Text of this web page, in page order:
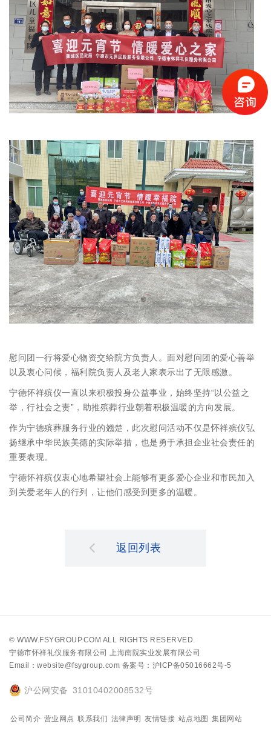
慰问团一行将爱心物资交给院方负责人。面对慰问团的爱心善举
以及衷心问候，福利院负责人及老人家表示出了无限感激。
宁德怀祥殡仪一直以来积极投身公益事业，始终坚持“以公益之
举，行社会之责”，助推殡葬行业朝着积极温暖的方向发展。
作为宁德殡葬服务行业的翘楚，此次慰问活动不仅是怀祥殡仪弘
扬继承中华民族美德的实际举措，也是勇于承担企业社会责任的
重要表现。
宁德怀祥殡仪衷心地希望社会上能够有更多爱心企业和市民加入
到关爱老年人的行列，让他们感受到更多的温暖。
返回列表
© WWW.FSYGROUP.COM ALL RIGHTS RESERVED.
宁德市怀祥礼仪服务有限公司 上海南院实业发展有限公司
Email：website@fsygroup.com 备案号：沪ICP备05016662号-5
沪公网安备 31010402008532号
公司简介 营业网点 联系我们 法律声明 友情链接 站点地图 集团网站